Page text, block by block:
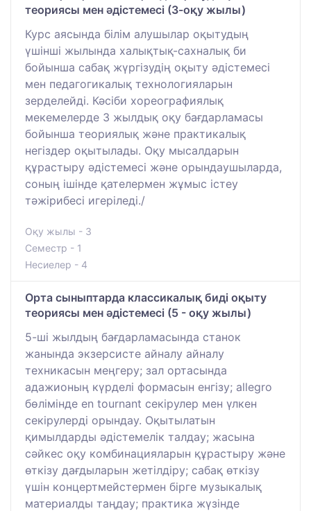
теориясы мен әдістемесі (3-оқу жылы)
Курс аясында білім алушылар оқытудың
үшінші жылында халықтық-сахналық би
бойынша сабақ жүргізудің оқыту әдістемесі
мен педагогикалық технологияларын
зерделейді. Кәсіби хореографиялық
мекемелерде 3 жылдық оқу бағдарламасы
бойынша теориялық және практикалық
негіздер оқытылады. Оқу мысалдарын
құрастыру әдістемесі және орындаушыларда,
соның ішінде қателермен жұмыс істеу
тәжірибесі игеріледі./
Оқу жылы - 3
Семестр - 1
Несиелер - 4
Орта сыныптарда классикалық биді оқыту
теориясы мен әдістемесі (5 - оқу жылы)
5-ші жылдың бағдарламасында станок
жанында экзерсисте айналу айналу
техникасын меңгеру; зал ортасында
адажионың күрделі формасын енгізу; allegro
бөлімінде en tournant секірулер мен үлкен
секірулерді орындау. Оқытылатын
қимылдарды әдістемелік талдау; жасына
сәйкес оқу комбинацияларын құрастыру және
өткізу дағдыларын жетілдіру; сабақ өткізу
үшін концертмейстермен бірге музыкалық
материалды таңдау; практика жүзінде